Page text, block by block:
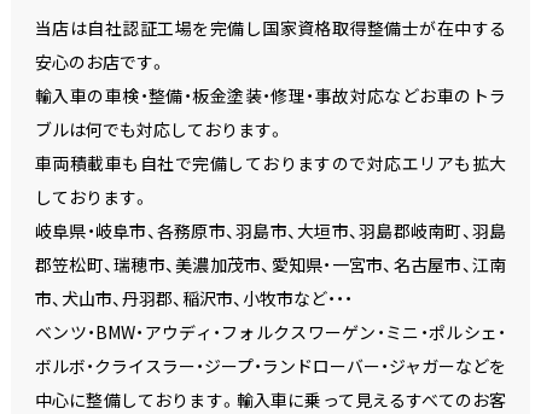
当店は自社認証工場を完備し国家資格取得整備士が在中する
安心のお店です。
輸入車の車検・整備・板金塗装・修理・事故対応などお車のトラ
ブルは何でも対応しております。
車両積載車も自社で完備しておりますので対応エリアも拡大
しております。
岐阜県・岐阜市、各務原市、羽島市、大垣市、羽島郡岐南町、羽島
郡笠松町、瑞穂市、美濃加茂市、愛知県・一宮市、名古屋市、江南
市、犬山市、丹羽郡、稲沢市、小牧市など・・・
ベンツ・BMW・アウディ・フォルクスワーゲン・ミニ・ポルシェ・
ボルボ・クライスラー・ジープ・ランドローバー・ジャガーなどを
中心に整備しております。輸入車に乗って見えるすべてのお客